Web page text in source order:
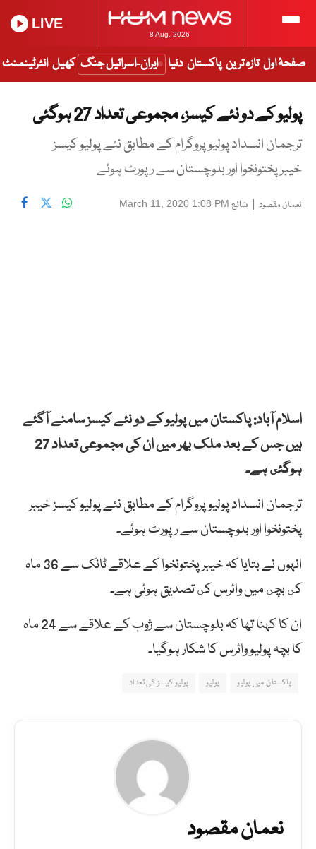
8 Aug, 2026
LIVE
صفحۂ اول تازہ ترین پاکستان دنیا ایران-اسرائیل جنگ کھیل انٹرٹینمنٹ
پولیو کے دو نئے کیسز، مجموعی تعداد 27 ہوگئی
ترجمان انسداد پولیو پروگرام کے مطابق نئے پوليو کيسز
خيبر پختونخوا اور بلوچستان سے رپورٹ ہوئے
نعمان مقصود | شائع March 11, 2020 1:08 PM
اسلام آباد: پاکستان میں پولیو کے دو نئے کیسز سامنے آگئے
ہیں جس کے بعد ملک بھر میں ان کی مجموعی تعداد 27
ہوگئى ہے۔
ترجمان انسداد پولیو پروگرام کے مطابق نئے پوليو کيسز خيبر
پختونخوا اور بلوچستان سے رپورٹ ہوئے۔
انہوں نے بتایا کہ خیبرپختونخوا کے علاقے ٹانک سے 36 ماہ
کى بچى میں وائرس کى تصديق ہوئی ہے۔
ان کا کہنا تھا کہ بلوچستان سے ژوب کے علاقے سے 24 ماہ
کا بچہ پوليو وائرس کا شکار ہوگیا۔
پاکستان میں پولیو پولیو پولیو کیسز کی تعداد
نعمان مقصود